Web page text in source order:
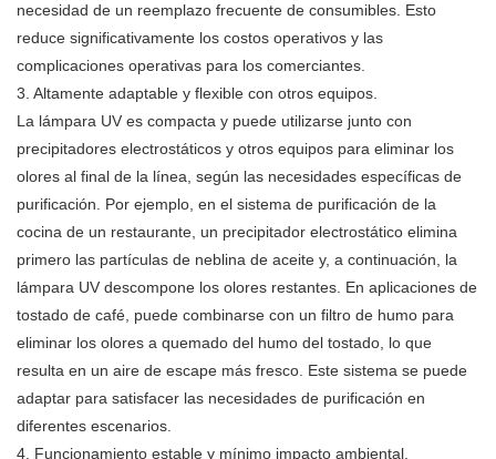
necesidad de un reemplazo frecuente de consumibles. Esto
reduce significativamente los costos operativos y las
complicaciones operativas para los comerciantes.
3. Altamente adaptable y flexible con otros equipos.
La lámpara UV es compacta y puede utilizarse junto con
precipitadores electrostáticos y otros equipos para eliminar los
olores al final de la línea, según las necesidades específicas de
purificación. Por ejemplo, en el sistema de purificación de la
cocina de un restaurante, un precipitador electrostático elimina
primero las partículas de neblina de aceite y, a continuación, la
lámpara UV descompone los olores restantes. En aplicaciones de
tostado de café, puede combinarse con un filtro de humo para
eliminar los olores a quemado del humo del tostado, lo que
resulta en un aire de escape más fresco. Este sistema se puede
adaptar para satisfacer las necesidades de purificación en
diferentes escenarios.
4. Funcionamiento estable y mínimo impacto ambiental.